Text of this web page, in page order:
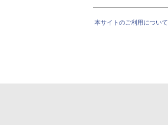
本サイトのご利用について